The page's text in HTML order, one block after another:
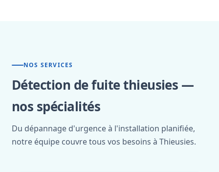
NOS SERVICES
Détection de fuite thieusies —
nos spécialités
Du dépannage d'urgence à l'installation planifiée,
notre équipe couvre tous vos besoins à Thieusies.